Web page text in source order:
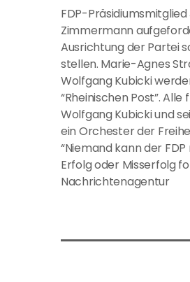
FDP-
Zimmermann
Ausrichtung der Partei
stellen. Marie-Agnes
Wolfgang Kubicki
“Rheinischen Post”.
Wolfgang Kubicki und
ein Orchester der
“Niemand kann der
Erfolg oder Misserfolg
Nachrichtenagentur